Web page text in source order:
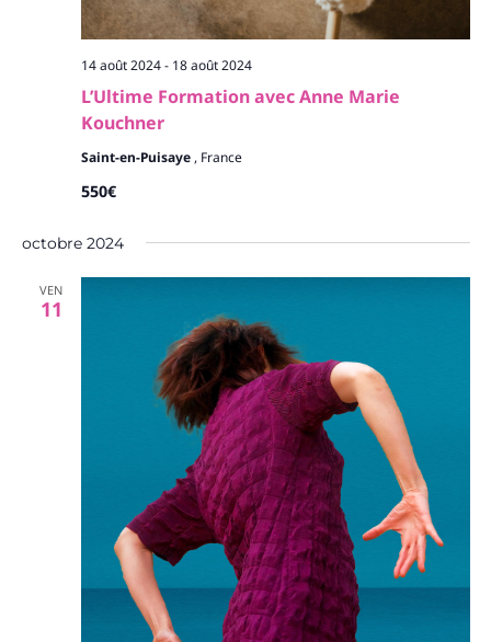
L’Ultime Formation avec Anne Marie
Kouchner
14 août 2024- 18 août 2024
Saint-en-Puisaye , France
550€
octobre 2024
VEN
11